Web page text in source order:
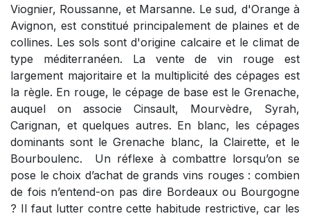
Viognier, Roussanne, et Marsanne. Le sud, d'Orange à
Avignon, est constitué principalement de plaines et de
collines. Les sols sont d'origine calcaire et le climat de
type méditerranéen. La vente de vin rouge est
largement majoritaire et la multiplicité des cépages est
la règle. En rouge, le cépage de base est le Grenache,
auquel on associe Cinsault, Mourvèdre, Syrah,
Carignan, et quelques autres. En blanc, les cépages
dominants sont le Grenache blanc, la Clairette, et le
Bourboulenc. Un réflexe à combattre lorsqu’on se
pose le choix d’achat de grands vins rouges : combien
de fois n’entend-on pas dire Bordeaux ou Bourgogne
? Il faut lutter contre cette habitude restrictive, car les